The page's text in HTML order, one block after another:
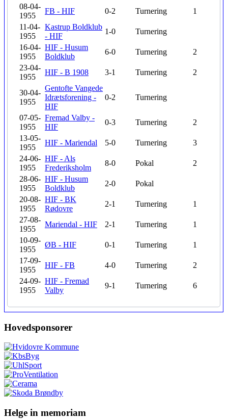
08-04-
1955
FB - HIF 0-2 Turnering
1
11-04-
1955
Kastrup Boldklub
- HIF
1-0
Turnering
16-04-
1955
HIF - Husum
Boldklub
6-0 Turnering
2
23-04-
1955
HIF - B 1908 3-1 Turnering 2
30-04-
1955
Gentofte Vangede
Idrætsforening -
HIF
0-2 Turnering
07-05-
1955
Fremad Valby -
HIF
0-3 Turnering
2
13-05-
1955
HIF - Mariendal 5-0 Turnering
3
24-06-
1955
HIF - Als
Frederiksholm
8-0 Pokal
2
28-06-
1955
HIF - Husum
Boldklub
2-0
Pokal
20-08-
1955
HIF - BK
Rødovre
2-1 Turnering
1
27-08-
1955
Mariendal - HIF 2-1 Turnering
1
10-09-
1955
ØB - HIF 0-1 Turnering
1
17-09-
1955
HIF - FB 4-0 Turnering
2
24-09-
1955
HIF - Fremad
Valby
9-1 Turnering 6
Hovedsponsorer
Helge in memoriam